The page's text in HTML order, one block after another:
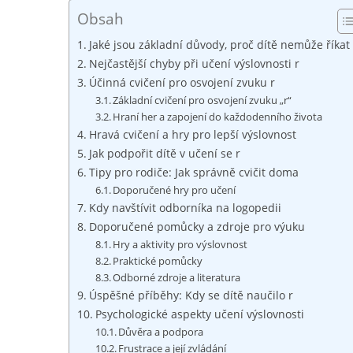
Obsah
Jaké jsou základní důvody, proč dítě nemůže říkat
Nejčastější chyby při učení výslovnosti r
Účinná cvičení pro osvojení zvuku r
Základní cvičení pro osvojení zvuku „r“
Hraní her a zapojení do každodenního života
Hravá cvičení a hry pro lepší výslovnost
Jak podpořit dítě v učení se r
Tipy pro rodiče: Jak správně cvičit doma
Doporučené hry pro učení
Kdy navštívit odborníka na logopedii
Doporučené pomůcky a zdroje pro výuku
Hry a aktivity pro výslovnost
Praktické pomůcky
Odborné zdroje a literatura
Úspěšné příběhy: Kdy se dítě naučilo r
Psychologické aspekty učení výslovnosti
Důvěra a podpora
Frustrace a její zvládání